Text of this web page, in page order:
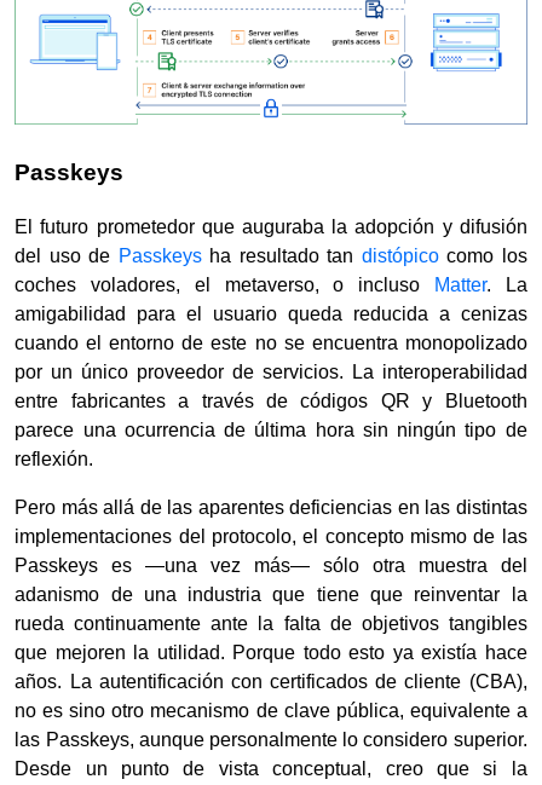
Passkeys
El futuro prometedor que auguraba la adopción y difusión
del uso de Passkeysha resultado tan distópicocomo los
coches voladores, el metaverso, o incluso
Matter. La
amigabilidad para el usuario queda reducida a cenizas
cuando el entorno de este no se encuentra monopolizado
por un único proveedor de servicios. La interoperabilidad
entre fabricantes a través de códigos QR y Bluetooth
parece una ocurrencia de última hora sin ningún tipo de
reflexión.
Pero más allá de las aparentes deficiencias en las distintas
implementaciones del protocolo, el concepto mismo de las
Passkeys es —una vez más— sólo otra muestra del
adanismo de una industria que tiene que reinventar la
rueda continuamente ante la falta de objetivos tangibles
que mejoren la utilidad. Porque todo esto ya existía hace
años. La autentificación con certificados de cliente (CBA),
no es sino otro mecanismo de clave pública, equivalente a
las Passkeys, aunque personalmente lo considero superior.
Desde un punto de vista conceptual, creo que si la